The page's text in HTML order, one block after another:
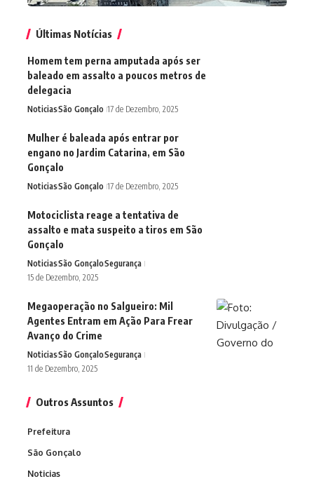
Últimas Notícias
Homem tem perna amputada após ser
baleado em assalto a poucos metros de
delegacia
NoticiasSão Gonçalo 17 de Dezembro, 2025
Mulher é baleada após entrar por
engano no Jardim Catarina, em São
Gonçalo
NoticiasSão Gonçalo 17 de Dezembro, 2025
Motociclista reage a tentativa de
assalto e mata suspeito a tiros em São
Gonçalo
NoticiasSão GonçaloSegurança
15 de Dezembro, 2025
Megaoperação no Salgueiro: Mil
Agentes Entram em Ação Para Frear
Avanço do Crime
NoticiasSão GonçaloSegurança
11 de Dezembro, 2025
Outros Assuntos
Prefeitura
São Gonçalo
Noticias